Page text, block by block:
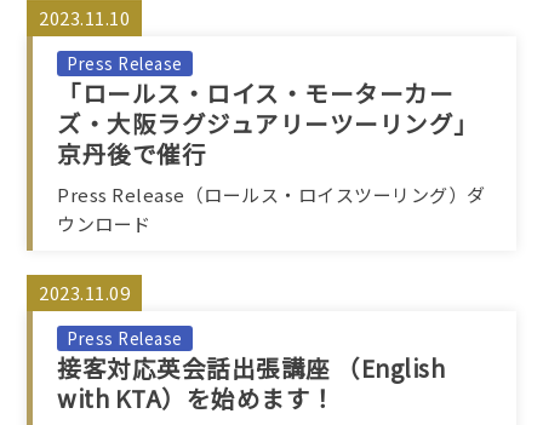
2023.11.10
Press Release
「ロールス・ロイス・モーターカー
ズ・大阪ラグジュアリーツーリング」
京丹後で催行
Press Release（ロールス・ロイスツーリング）ダ
ウンロード
2023.11.09
Press Release
接客対応英会話出張講座 （English
with KTA）を始めます！